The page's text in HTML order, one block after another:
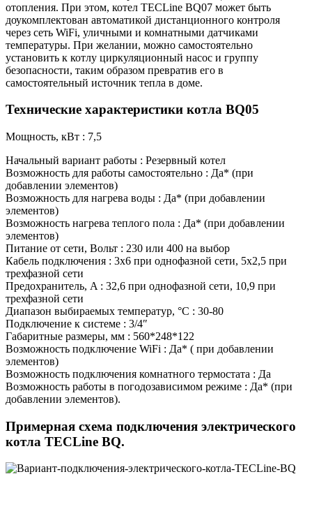
отопления. При этом, котел TECLine BQ07 может быть
доукомплектован автоматикой дистанционного контроля
через сеть WiFi, уличными и комнатными датчиками
температуры. При желании, можно самостоятельно
установить к котлу циркуляционный насос и группу
безопасности, таким образом превратив его в
самостоятельный источник тепла в доме.
Технические характеристики котла BQ05
Мощность, кВт : 7,5
Начальный вариант работы : Резервный котел
Возможность для работы самостоятельно : Да* (при
добавлении элементов)
Возможность для нагрева воды : Да* (при добавлении
элементов)
Возможность нагрева теплого пола : Да* (при добавлении
элементов)
Питание от сети, Вольт : 230 или 400 на выбор
Кабель подключения : 3х6 при однофазной сети, 5х2,5 при
трехфазной сети
Предохранитель, A : 32,6 при однофазной сети, 10,9 при
трехфазной сети
Диапазон выбираемых температур, °C : 30-80
Подключение к системе : 3/4″
Габаритные размеры, мм : 560*248*122
Возможность подключение WiFi : Да* ( при добавлении
элементов)
Возможность подключения комнатного термостата : Да
Возможность работы в погодозависимом режиме : Да* (при
добавлении элементов).
Примерная схема подключения электрического
котла TECLine BQ.